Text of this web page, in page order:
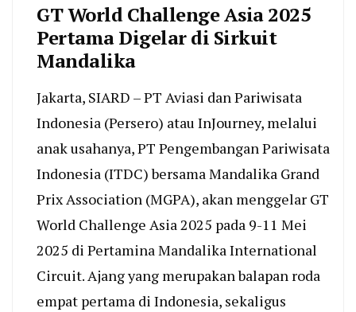
GT World Challenge Asia 2025
Pertama Digelar di Sirkuit
Mandalika
Jakarta, SIARD – PT Aviasi dan Pariwisata
Indonesia (Persero) atau InJourney, melalui
anak usahanya, PT Pengembangan Pariwisata
Indonesia (ITDC) bersama Mandalika Grand
Prix Association (MGPA), akan menggelar GT
World Challenge Asia 2025 pada 9-11 Mei
2025 di Pertamina Mandalika International
Circuit. Ajang yang merupakan balapan roda
empat pertama di Indonesia, sekaligus